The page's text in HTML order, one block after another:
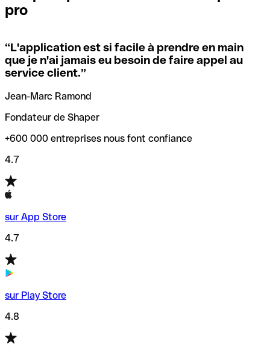
locales.
Si vous n'êtes pas sûr du code SWIFT que vous devriez
utiliser, nous avons développé un outil de recherche de
codes SWIFT par nom de banque.
vérification/recherche de codes SWIFT. Ainsi, vous pouvez
trouver et vérifier vos codes SWIFT avant de réaliser vos
transferts d’argent.
pro
“L'application est si facile à prendre en main
que je n'ai jamais eu besoin de faire appel au
service client.”
Jean-Marc Ramond
Fondateur de Shaper
+600 000 entreprises nous font confiance
4.7
sur App Store
4.7
sur Play Store
4.8